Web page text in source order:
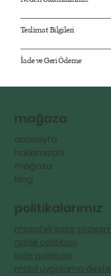
Teslimat Bilgileri
İade ve Geri Ödeme
mağaza
anasayfa
hakkımızda
mağaza
blog
politikalarımız
mesafeli satış
gizlilik politikası
iade politikası
mobil uygulama